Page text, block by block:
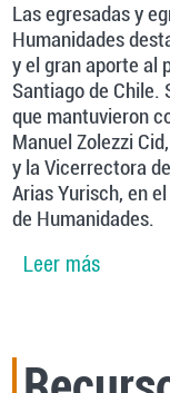
Las egresadas y
Humanidades
y el gran aporte al
Santiago de Chile.
que mantuvieron
Manuel Zolezzi
y la Vicerrectora
Arias Yurisch, en
de Humanidades.
Leer mássobre